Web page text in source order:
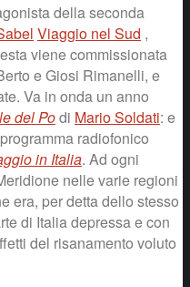
della seconda
Viaggio nel Sud ,
viene commissionata
e Giosi Rimanelli, e
Va in onda un anno
del Podi Mario Soldati: e
radiofonico
in Italia. Ad ogni
nelle varie regioni
era, per detta dello stesso
di Italia depressa e con
del risanamento voluto